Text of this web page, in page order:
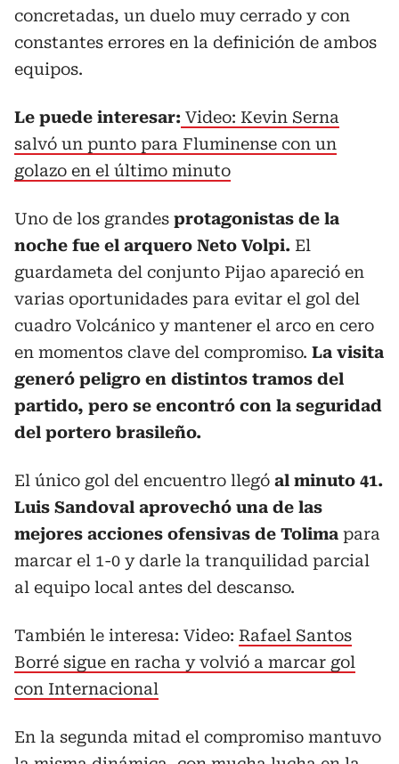
concretadas, un duelo muy cerrado y con
constantes errores en la definición de ambos
equipos.
Le puede interesar: Video: Kevin Serna
salvó un punto para Fluminense con un
golazo en el último minuto
Uno de los grandes protagonistas de la
noche fue el arquero Neto Volpi. El
guardameta del conjunto Pijao apareció en
varias oportunidades para evitar el gol del
cuadro Volcánico y mantener el arco en cero
en momentos clave del compromiso. La visita
generó peligro en distintos tramos del
partido, pero se encontró con la seguridad
del portero brasileño.
El único gol del encuentro llegó al minuto 41.
Luis Sandoval aprovechó una de las
mejores acciones ofensivas de Tolima para
marcar el 1-0 y darle la tranquilidad parcial
al equipo local antes del descanso.
También le interesa: Video: Rafael Santos
Borré sigue en racha y volvió a marcar gol
con Internacional
En la segunda mitad el compromiso mantuvo